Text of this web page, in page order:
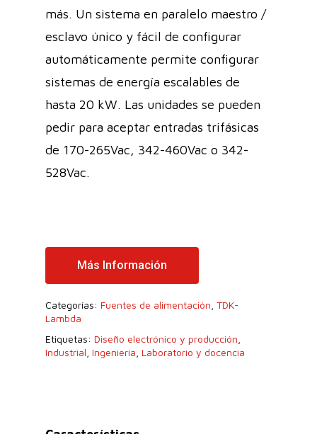
más. Un sistema en paralelo maestro /
esclavo único y fácil de configurar
automáticamente permite configurar
sistemas de energía escalables de
hasta 20 kW. Las unidades se pueden
pedir para aceptar entradas trifásicas
de 170-265Vac, 342-460Vac o 342-
528Vac.
Más Información
Categorías: Fuentes de alimentación TDK-
Lambda
Etiquetas: Diseño electrónico y producción
Industrial Ingeniería Laboratorio y docencia